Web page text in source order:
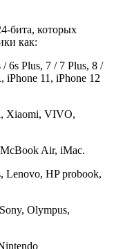
бита, которых
как:
6s Plus, 7 / 7 Plus, 8 /
11, iPhone 12
Xiaomi, VIVO,
Air, iMac.
Lenovo, HP probook,
Olympus,